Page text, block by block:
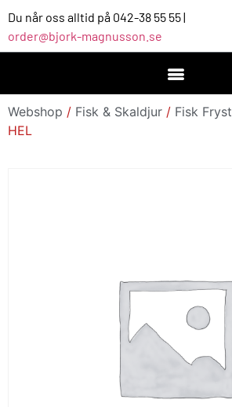
Du når oss alltid på 042-38 55 55 |
order@bjork-magnusson.se
Webshop / Fisk & Skaldjur / Fisk Fryst
HEL